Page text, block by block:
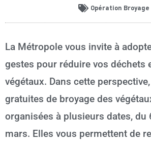
Opération Broyage
La Métropole vous invite à
gestes pour réduire vos déchets
végétaux. Dans cette
gratuites de broyage des
organisées à plusieurs dates, du
mars. Elles vous permettent de